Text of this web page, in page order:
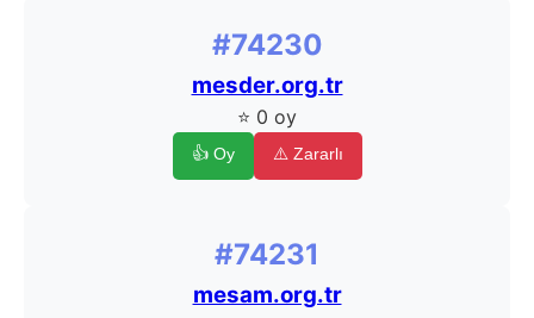
#74230
mesder.org.tr
⭐ 0 oy
👍 Oy ⚠️ Zararlı
#74231
mesam.org.tr